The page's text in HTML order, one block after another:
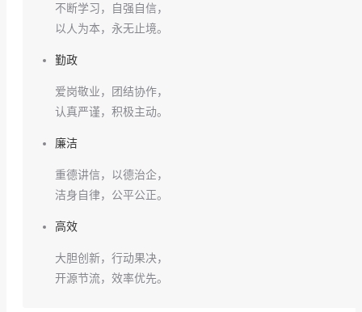
不断学习，自强自信，
以人为本，永无止境。
勤政
爱岗敬业，团结协作，
认真严谨，积极主动。
廉洁
重德讲信，以德治企，
洁身自律，公平公正。
高效
大胆创新，行动果决，
开源节流，效率优先。